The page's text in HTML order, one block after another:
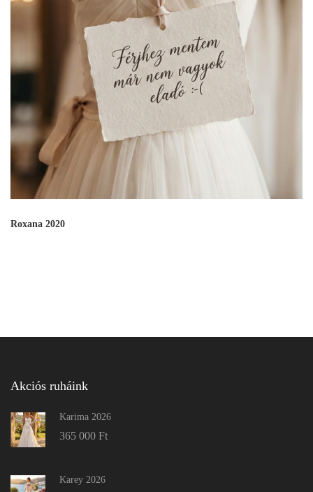
Roxana 2020
Akciós ruháink
Karima 2026
365 000 Ft
Karey 2026